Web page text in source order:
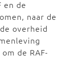
en de
naar de
overheid
de RAF-